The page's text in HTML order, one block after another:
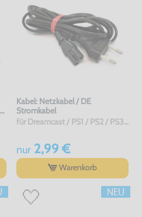
Kabel: Netzkabel / DE
Stromkabel
für Dreamcast / PS1 / PS2 / PS3 / PS4 / Saturn / Xbox / 3DO, gebraucht
nur2,99 €
Warenkorb